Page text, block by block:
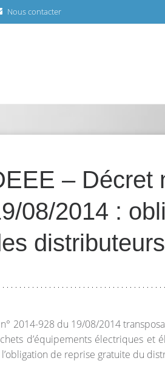
Nous contacter
– Décret
08/2014 :
distributeurs
2014-928 du 19/08/2014
d’équipements électriques et
l’obligation de reprise gratuite du